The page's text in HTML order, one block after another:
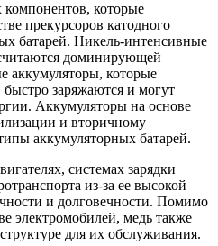
которые
прекурсоров катодного
батарей. Никель-интенсивные
доминирующей
аккумуляторы, которые
быстро заряжаются и могут
Аккумуляторы на основе
и вторичному
аккумуляторных батарей.
системах зарядки
из-за ее высокой
и долговечности. Помимо
электромобилей, медь также
для их обслуживания.